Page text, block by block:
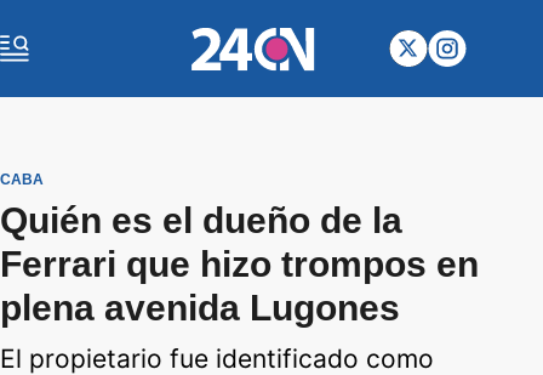
CABA
Quién es el dueño de la
Ferrari que hizo trompos en
plena avenida Lugones
El propietario fue identificado como